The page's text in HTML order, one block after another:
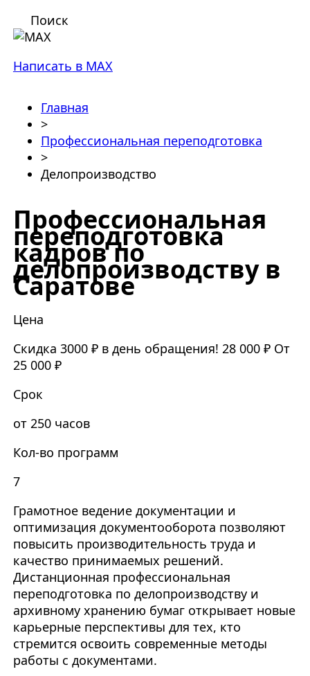
Поиск
Написать в MAX
Главная
>
Профессиональная переподготовка
>
Делопроизводство
Профессиональная
переподготовка
кадров по
делопроизводству в
Саратове
Цена
Скидка 3000 ₽ в день обращения! 28 000 ₽ От
25 000 ₽
Срок
от 250 часов
Кол-во программ
7
Грамотное ведение документации и
оптимизация документооборота позволяют
повысить производительность труда и
качество принимаемых решений.
Дистанционная профессиональная
переподготовка по делопроизводству и
архивному хранению бумаг открывает новые
карьерные перспективы для тех, кто
стремится освоить современные методы
работы с документами.